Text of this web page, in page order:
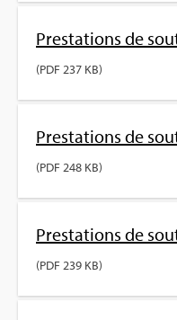
Pres­ta­tions de
(PDF 237 KB)
Pres­ta­tions de
(PDF 248 KB)
Pres­ta­tions de
(PDF 239 KB)